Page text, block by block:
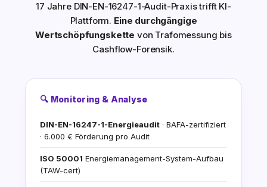
17 Jahre DIN-EN-16247-1-Audit-Praxis trifft KI-
Plattform. Eine durchgängige
Wertschöpfungskette von Trafomessung bis
Cashflow-Forensik.
🔍 Monitoring & Analyse
DIN-EN-16247-1-Energieaudit · BAFA-zertifiziert
· 6.000 € Förderung pro Audit
ISO 50001 Energiemanagement-System-Aufbau
(TAW-cert)